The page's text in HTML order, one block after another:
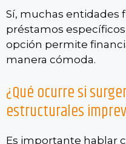
Sí, muchas entidades
préstamos
opción permite
manera cómoda.
¿Qué ocurre si
estructurales
Es importante hablar